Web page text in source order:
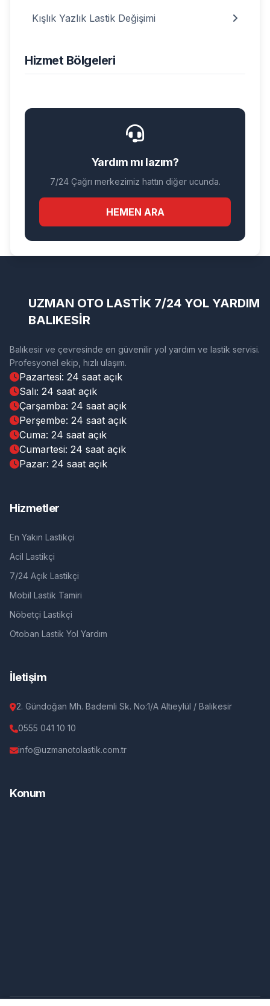
Kışlık Yazlık Lastik Değişimi
Hizmet Bölgeleri
Yardım mı lazım?
7/24 Çağrı merkezimiz hattın diğer ucunda.
HEMEN ARA
UZMAN OTO LASTİK 7/24 YOL YARDIM
BALIKESİR
Balıkesir ve çevresinde en güvenilir yol yardım ve lastik servisi.
Profesyonel ekip, hızlı ulaşım.
Pazartesi: 24 saat açık
Salı: 24 saat açık
Çarşamba: 24 saat açık
Perşembe: 24 saat açık
Cuma: 24 saat açık
Cumartesi: 24 saat açık
Pazar: 24 saat açık
Hizmetler
En Yakın Lastikçi
Acil Lastikçi
7/24 Açık Lastikçi
Mobil Lastik Tamiri
Nöbetçi Lastikçi
Otoban Lastik Yol Yardım
İletişim
2. Gündoğan Mh. Bademli Sk. No:1/A Altıeylül / Balıkesir
0555 041 10 10
info@uzmanotolastik.com.tr
Konum